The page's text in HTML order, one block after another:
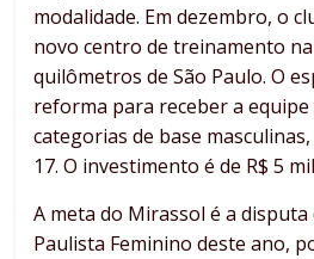
modalidade. Em dezembro, o
novo centro de treinamento na
quilômetros de São Paulo. O
reforma para receber a equipe
categorias de base
17. O investimento é de R$ 5
A meta do Mirassol é a
Paulista Feminino deste ano,